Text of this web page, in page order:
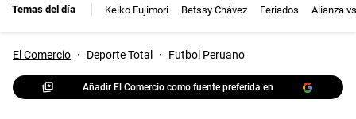
Temas del día Keiko Fujimori Betssy Chávez Feriados Alianza
El Comercio · Deporte Total · Futbol Peruano
Añadir El Comercio como fuente preferida en